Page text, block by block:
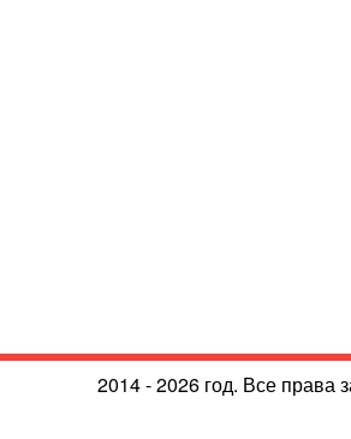
2014 - 2026 год. Все права